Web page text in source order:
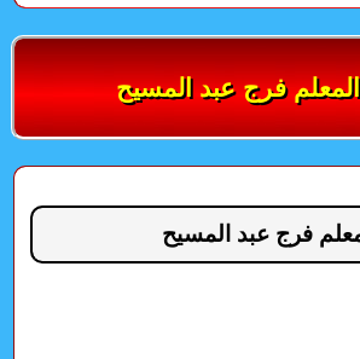
فرج عبد المسيح
فرج عبد المسيح